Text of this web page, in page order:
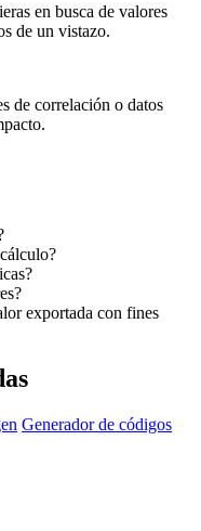
en busca de valores
de un vistazo.
de correlación o datos
exportada con fines
Generador de códigos